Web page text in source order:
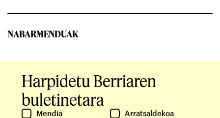
NABARMENDUAK
Harpidetu Berriaren
buletinetara
Mendia
Arratsaldekoa